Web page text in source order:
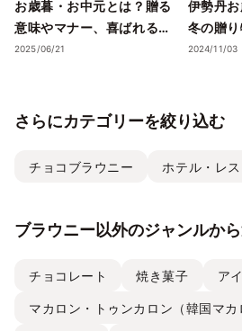
お歳暮・お中元とは？贈る
意味やマナー、喜ばれるギ
フトのポイントまで徹底解
2025/06/21
伊勢丹
冬の贈
2024/11/03
さらにカテゴリーを絞り込む
チョコブラウニー ホテル・レ
ブラウニー以外のジャンルか
チョコレート 焼き菓子 ア
マカロン・トゥンカロン（韓国マカ